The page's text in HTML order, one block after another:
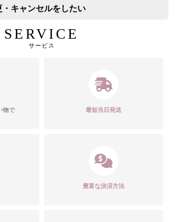
キャンセルをしたい
SERVICE
サービス
物で
最短当日発送
豊富な決済方法